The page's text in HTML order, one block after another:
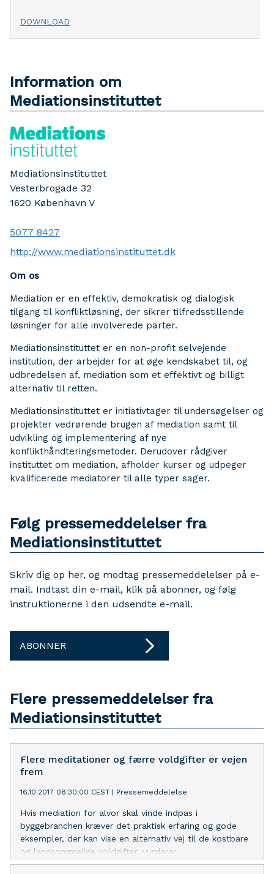
DOWNLOAD
Information om
Mediationsinstituttet
Mediationsinstituttet
Vesterbrogade 32
1620 København V
5077 8427
http://www.mediationsinstituttet.dk
Om os
Mediation er en effektiv, demokratisk og dialogisk
tilgang til konfliktløsning, der sikrer tilfredsstillende
løsninger for alle involverede parter.
Mediationsinstituttet er en non-profit selvejende
institution, der arbejder for at øge kendskabet til, og
udbredelsen af, mediation som et effektivt og billigt
alternativ til retten.
Mediationsinstituttet er initiativtager til undersøgelser og
projekter vedrørende brugen af mediation samt til
udvikling og implementering af nye
konflikthåndteringsmetoder. Derudover rådgiver
instituttet om mediation, afholder kurser og udpeger
kvalificerede mediatorer til alle typer sager.
Følg pressemeddelelser fra
Mediationsinstituttet
Skriv dig op her, og modtag pressemeddelelser på e-
mail. Indtast din e-mail, klik på abonner, og følg
instruktionerne i den udsendte e-mail.
ABONNER
Flere pressemeddelelser fra
Mediationsinstituttet
Flere meditationer og færre voldgifter er vejen
frem
16.10.2017 08:30:00 CEST Pressemeddelelse
Hvis mediation for alvor skal vinde indpas i
byggebranchen kræver det praktisk erfaring og gode
eksempler, der kan vise en alternativ vej til de kostbare
og langsommelige voldgifter, vurderer
Mediationsinstituttet i afsluttende rapport.